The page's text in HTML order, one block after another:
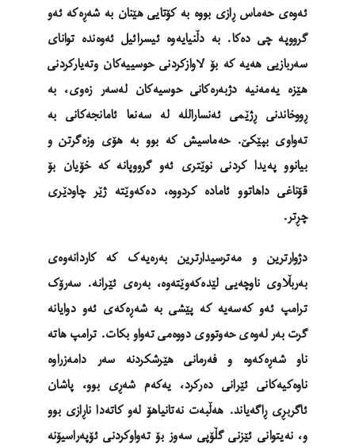
ئەوەی حەماس ڕازی بووە بە کۆتایی هێنان بە شەڕەکە ئەو
گرووپە چی دەکا. بە دڵنیایەوە ئیسرائیل ئەوەندە توانای
سەربازیی هەیە کە بۆ لاوازکردنی حوسییەکان وتەیارکردنی
هێزە یەمەنیە دژبەرەکانی حوسیەکان لەسەر زەوی، بە
ڕووخاندنی ڕژێمی ئەنسارالله لە سەنعا ئامانجەکانی بە
تەواوی بپێکێ. حەماسیش کە بوو بە هۆی وزەگرتن و
بیانوو پەیدا کردنی نوێتری ئەو گرووپانە کە خۆیان بۆ
قۆناغی داهاتوو ئامادە کردووە، دەکەوێتە ژێر چاودێری
چڕتر.
دژوارترین و مەترسیدارترین بەرەیەک کە کاردانەوەی
بەربڵاوی ناوچەیی لێدەکەوێتەوە، بەرەی ئێرانە. سەرۆک
ترامپ ئەو کەسەیە کە پێشی بە شەڕەکەی ئەو دوایانە
گرت بەر لەوەی حەوتووی دووەمی تەواو بکات. ترامپ هاتە
ناو شەڕەکەوە و فەرمانی هێرشکردنە سەر دامەزراوە
ناوەکیەکانی ئێرانی دەرکرد، یەکەم شەڕی بوو، پاشان
ئاگربڕی ڕاگەیاند. هەڵبەت نەتانیاهۆ لەو کاتەدا ناڕازی بوو
و، نەیتوانی ئێزنی گڵۆپی سەوز بۆ تەواوکردنی ئۆپەراسیۆنە